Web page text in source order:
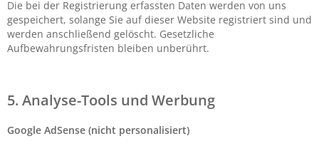
Die bei der Registrierung erfassten Daten werden von uns
gespeichert, solange Sie auf dieser Website registriert sind und
werden anschließend gelöscht. Gesetzliche
Aufbewahrungsfristen bleiben unberührt.
5. Analyse-Tools und Werbung
Google AdSense (nicht personalisiert)